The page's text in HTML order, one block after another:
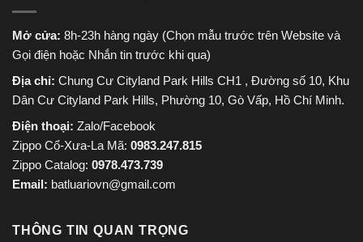
Mở cửa: 8h-23h hàng ngày (Chọn mẫu trước trên Website và
Gọi điện hoặc Nhắn tin trước khi qua)
Địa chỉ: Chung Cư Cityland Park Hills CH1 , Đường số 10, Khu
Dân Cư Cityland Park Hills, Phường 10, Gò Vấp, Hồ Chí Minh.
Điện thoại: Zalo/Facebook
Zippo Cổ-Xưa-La Mã: 0983.247.815
Zippo Catalog: 0978.473.739
Email: batluariovn@gmail.com
THÔNG TIN QUAN TRỌNG